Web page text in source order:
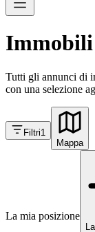
Tutti gli annunci di
con una selezione
Filtri1
Mappa
La mia posizione